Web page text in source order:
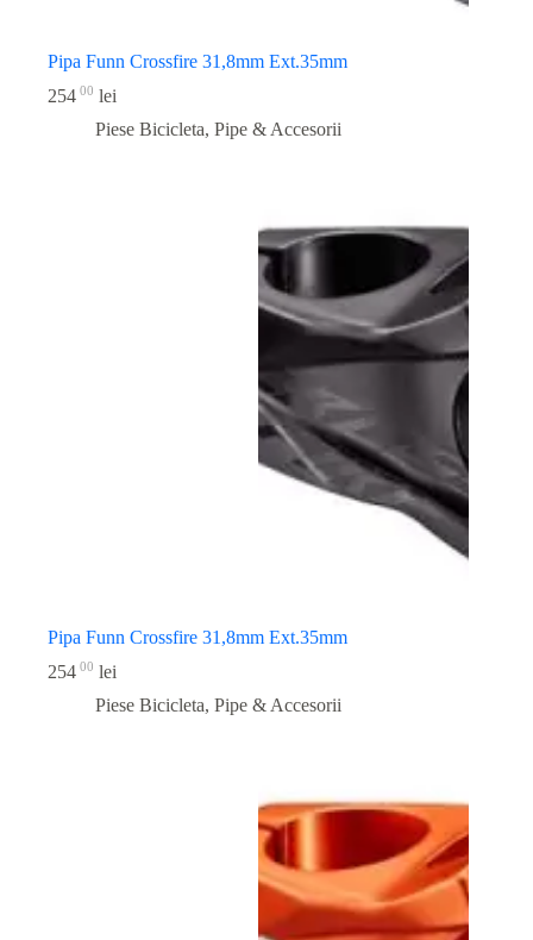
Pipa Funn Crossfire 31,8mm Ext.35mm
254 00 lei
Piese Bicicleta, Pipe & Accesorii
Pipa Funn Crossfire 31,8mm Ext.35mm
254 00 lei
Piese Bicicleta, Pipe & Accesorii